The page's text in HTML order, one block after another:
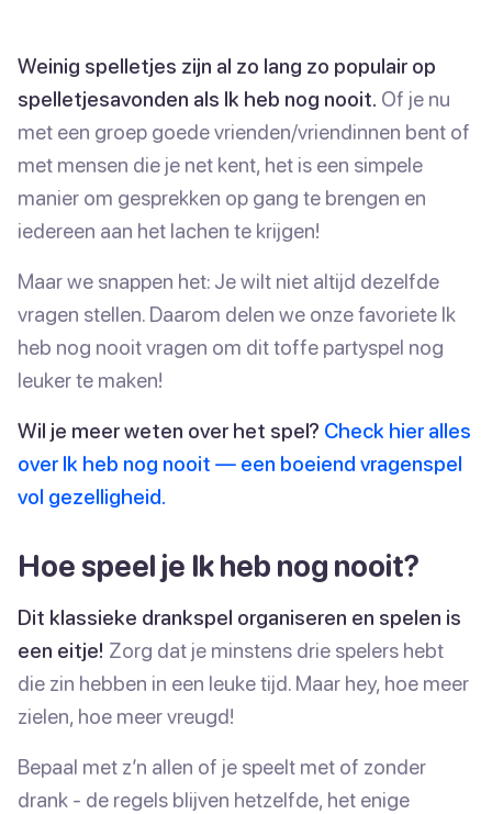
Weinig spelletjes zijn al zo lang zo populair op
spelletjesavonden als Ik heb nog nooit. Of je nu
met een groep goede vrienden/vriendinnen bent of
met mensen die je net kent, het is een simpele
manier om gesprekken op gang te brengen en
iedereen aan het lachen te krijgen!
Maar we snappen het: Je wilt niet altijd dezelfde
vragen stellen. Daarom delen we onze favoriete Ik
heb nog nooit vragen om dit toffe partyspel nog
leuker te maken!
Wil je meer weten over het spel? Check hier alles
over Ik heb nog nooit — een boeiend vragenspel
vol gezelligheid.
Hoe speel je Ik heb nog nooit?
Dit klassieke drankspel organiseren en spelen is
een eitje! Zorg dat je minstens drie spelers hebt
die zin hebben in een leuke tijd. Maar hey, hoe meer
zielen, hoe meer vreugd!
Bepaal met z’n allen of je speelt met of zonder
drank - de regels blijven hetzelfde, het enige